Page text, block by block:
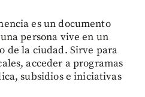
es un documento
persona vive en un
de la ciudad. Sirve para
acceder a programas
subsidios e iniciativas